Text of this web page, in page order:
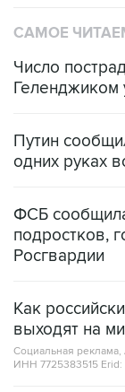
САМОЕ
Число
Геленджиком
Путин
одних руках
ФСБ
подростков,
Росгвардии
Как
выходят на
Социальная
ИНН 7725383515 Erid: